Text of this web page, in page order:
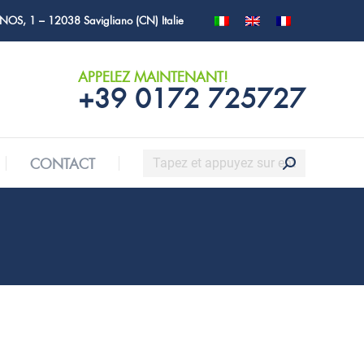
1 – 12038 Savigliano (CN) Italie
APPELEZ MAINTENANT!
+39 0172 725727
CONTACT
Recherche
:
CONTACT
Recherche
: